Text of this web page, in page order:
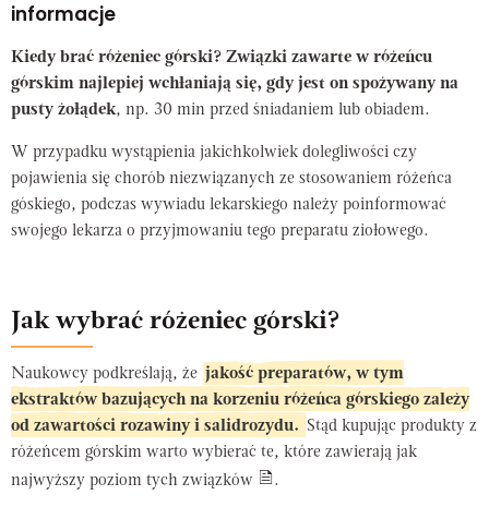
informacje
Kiedy brać różeniec górski? Związki zawarte w różeńcu
górskim najlepiej wchłaniają się, gdy jest on spożywany na
pusty żołądek, np. 30 min przed śniadaniem lub obiadem.
W przypadku wystąpienia jakichkolwiek dolegliwości czy
pojawienia się chorób niezwiązanych ze stosowaniem różeńca
góskiego, podczas wywiadu lekarskiego należy poinformować
swojego lekarza o przyjmowaniu tego preparatu ziołowego.
Jak wybrać różeniec górski?
Naukowcy podkreślają, że jakość preparatów, w tym
ekstraktów bazujących na korzeniu różeńca górskiego zależy
od zawartości rozawiny i salidrozydu. Stąd kupując produkty z
różeńcem górskim warto wybierać te, które zawierają jak
najwyższy poziom tych związków
.